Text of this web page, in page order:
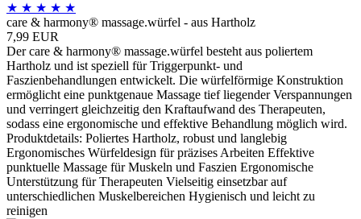
★ ★ ★ ★ ★
care & harmony® massage.würfel - aus Hartholz
7,99 EUR
Der care & harmony® massage.würfel besteht aus poliertem
Hartholz und ist speziell für Triggerpunkt- und
Faszienbehandlungen entwickelt. Die würfelförmige Konstruktion
ermöglicht eine punktgenaue Massage tief liegender Verspannungen
und verringert gleichzeitig den Kraftaufwand des Therapeuten,
sodass eine ergonomische und effektive Behandlung möglich wird.
Produktdetails: Poliertes Hartholz, robust und langlebig
Ergonomisches Würfeldesign für präzises Arbeiten Effektive
punktuelle Massage für Muskeln und Faszien Ergonomische
Unterstützung für Therapeuten Vielseitig einsetzbar auf
unterschiedlichen Muskelbereichen Hygienisch und leicht zu
reinigen